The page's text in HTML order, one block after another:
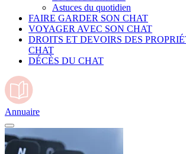
Astuces du quotidien
FAIRE GARDER SON CHAT
VOYAGER AVEC SON CHAT
DROITS ET DEVOIRS DES
CHAT
DÉCÈS DU CHAT
Annuaire